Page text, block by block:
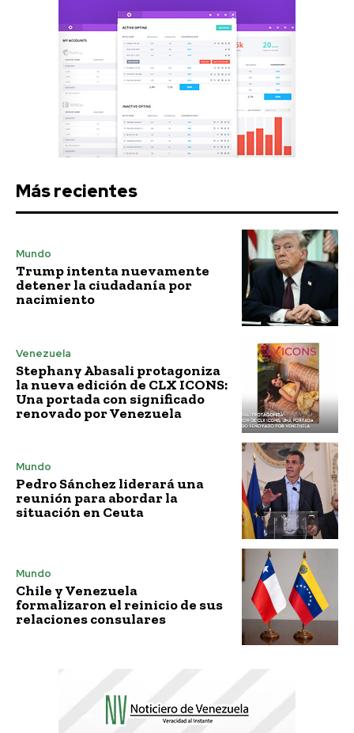
Más recientes
Mundo
Trump intenta nuevamente
detener la ciudadanía por
nacimiento
Venezuela
Stephany Abasali protagoniza
la nueva edición de CLX ICONS:
Una portada con significado
renovado por Venezuela
Mundo
Pedro Sánchez liderará una
reunión para abordar la
situación en Ceuta
Mundo
Chile y Venezuela
formalizaron el reinicio de sus
relaciones consulares